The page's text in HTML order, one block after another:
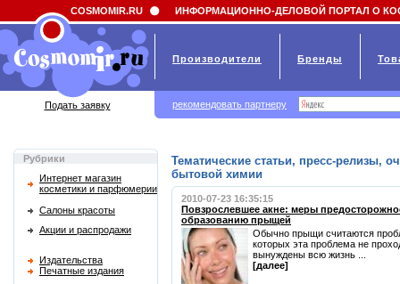
Field 'news_title' doesn't have a default value
Рубрики
Интернет магазин
косметики и парфюмерии
Салоны красоты
Акции и распродажи
Издательства
Печатные издания
Тематические статьи, пресс-релизы,
бытовой химии
2010-07-23 16:35:15
Повзрослевшее акне: меры
образованию прыщей
Обычно прыщи считаются
которых эта проблема не
вынуждены всю жизнь ...
[далее]
COSMOMIR.RU ИНФОРМАЦИОННО-ДЕЛОВОЙ ПОРТАЛ О
Производители Бренды
Подать заявку рекомендовать партнеру